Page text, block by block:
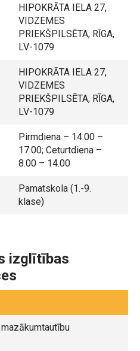
HIPOKRĀTA IELA 27,
VIDZEMES
PRIEKŠPILSĒTA, RĪGA,
LV-1079
HIPOKRĀTA IELA 27,
VIDZEMES
PRIEKŠPILSĒTA, RĪGA,
LV-1079
Pirmdiena – 14.00 –
17.00; Ceturtdiena –
8.00 – 14.00
Pamatskola (1.-9.
klase)
izglītības